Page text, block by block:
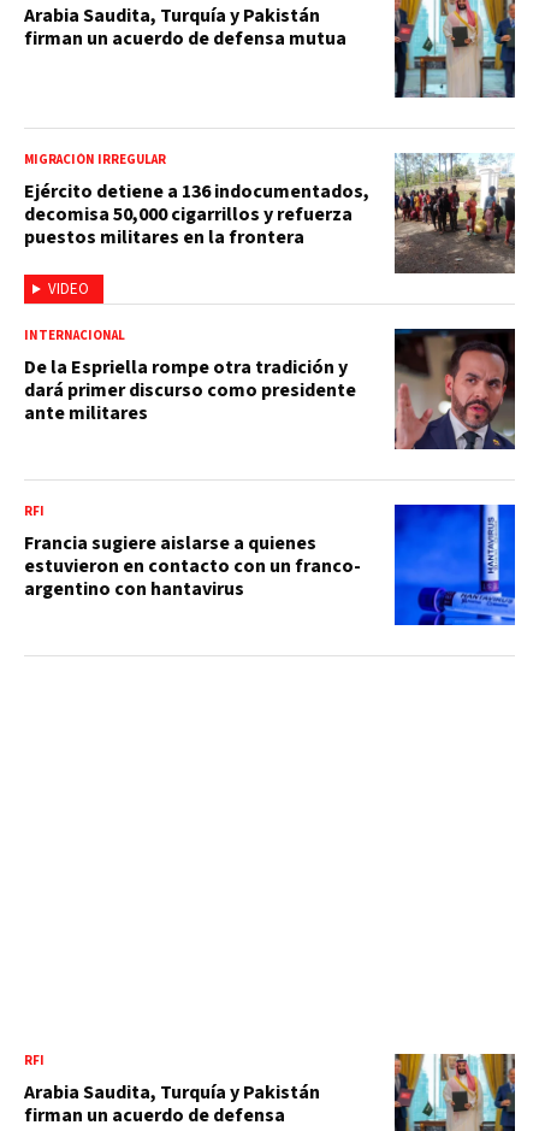
Arabia Saudita, Turquía y Pakistán
firman un acuerdo de defensa mutua
VIDEO
MIGRACIÓN IRREGULAR
Ejército detiene a 136 indocumentados,
decomisa 50,000 cigarrillos y refuerza
puestos militares en la frontera
INTERNACIONAL
De la Espriella rompe otra tradición y
dará primer discurso como presidente
ante militares
RFI
Francia sugiere aislarse a quienes
estuvieron en contacto con un franco-
argentino con hantavirus
RFI
Arabia Saudita, Turquía y Pakistán
firman un acuerdo de defensa